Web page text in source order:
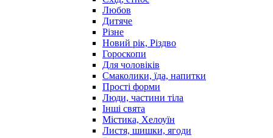
Любов
Дитяче
Різне
Новий рік, Різдво
Гороскопи
Для чоловіків
Смаколики, їда, напитки
Прості форми
Люди, частини тіла
Інші свята
Містика, Хелоуїн
Листя, шишки, ягоди